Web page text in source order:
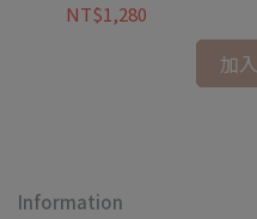
NT$1,280
加
Information